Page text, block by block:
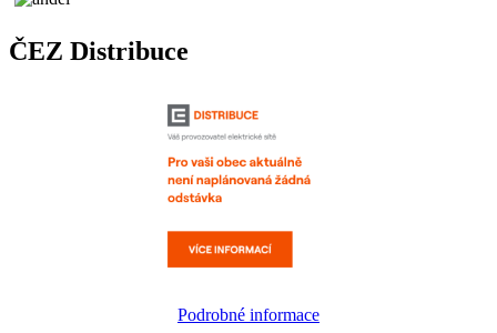
ČEZ Distribuce
Podrobné informace